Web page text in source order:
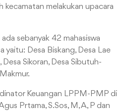
kecamatan melakukan upacara
sebanyak 42 mahasiswa
yaitu: Desa Biskang, Desa Lae
Desa Sikoran, Desa Sibutuh-
Keuangan LPPM-PMP di
Prtama, S.Sos, M, A, P dan